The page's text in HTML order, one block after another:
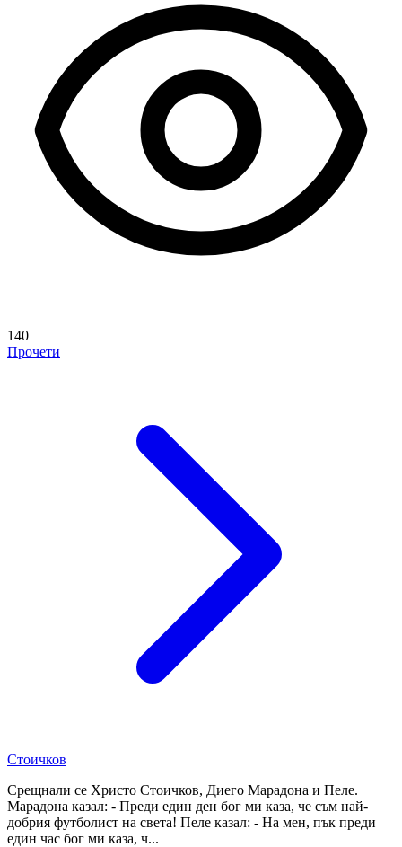
140
Прочети
Стоичков
Срещнали се Христо Стоичков, Диего Марадона и Пеле.
Марадона казал: - Преди един ден бог ми каза, че съм най-
добрия футболист на света! Пеле казал: - На мен, пък преди
един час бог ми каза, ч...